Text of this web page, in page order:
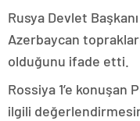
Rusya Devlet Başkanı
Azerbaycan
olduğunu ifade etti.
Rossiya 1’e konuşan
ilgili